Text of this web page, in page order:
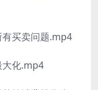
买卖问题.mp4
大化.mp4